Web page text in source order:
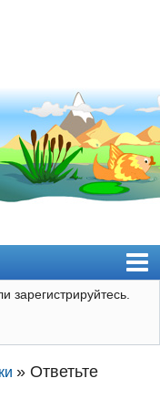
зарегистрируйтесь.
»Ответьте